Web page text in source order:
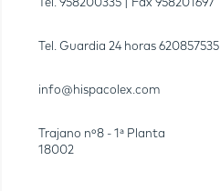
Tel. 958200335 | Fax 958201697
Tel. Guardia 24 horas 620857535
info@hispacolex.com
Trajano nº8 - 1ª Planta
18002